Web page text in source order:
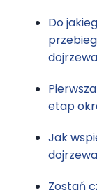
Do
etap
Jak
Zostań